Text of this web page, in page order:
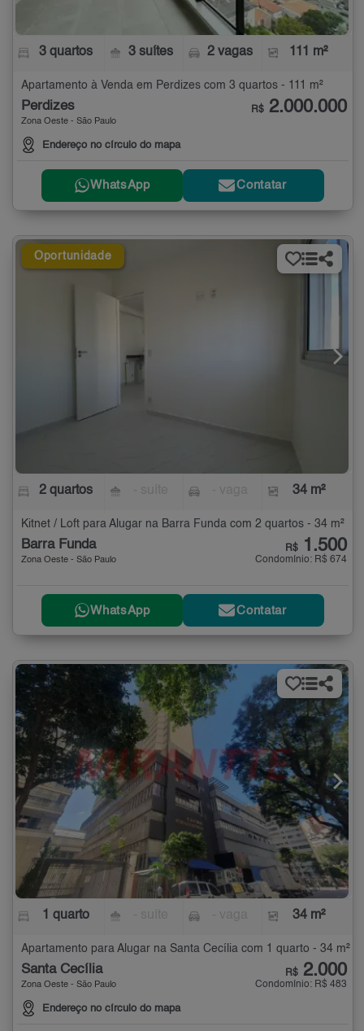
3 quartos 3 suítes 2 vagas 111 m²
Apartamento à Venda em Perdizes com 3 quartos - 111 m²
Perdizes
Zona Oeste - São Paulo
Endereço no círculo do mapa
R$ 2.000.000
WhatsApp Contatar
Oportunidade
2 quartos 34 m²
Kitnet / Loft para Alugar na Barra Funda com 2 quartos - 34 m²
Barra Funda
Zona Oeste - São Paulo
R$ 1.500
Condomínio: R$ 674
WhatsApp Contatar
1 quarto 34 m²
Apartamento para Alugar na Santa Cecília com 1 quarto - 34 m²
Santa Cecília
Zona Oeste - São Paulo
Endereço no círculo do mapa
R$ 2.000
Condomínio: R$ 483